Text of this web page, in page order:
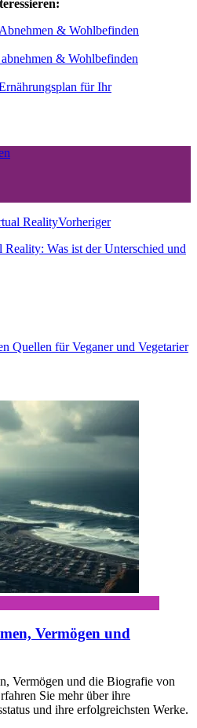
& Wohlbefinden
& Wohlbefinden
für Ihr
Vorheriger
Was ist der Unterschied und
Quellen für Veganer und Vegetarier
Vermögen und
Vermögen und die Biografie von
Sie mehr über ihre
und ihre erfolgreichsten Werke.